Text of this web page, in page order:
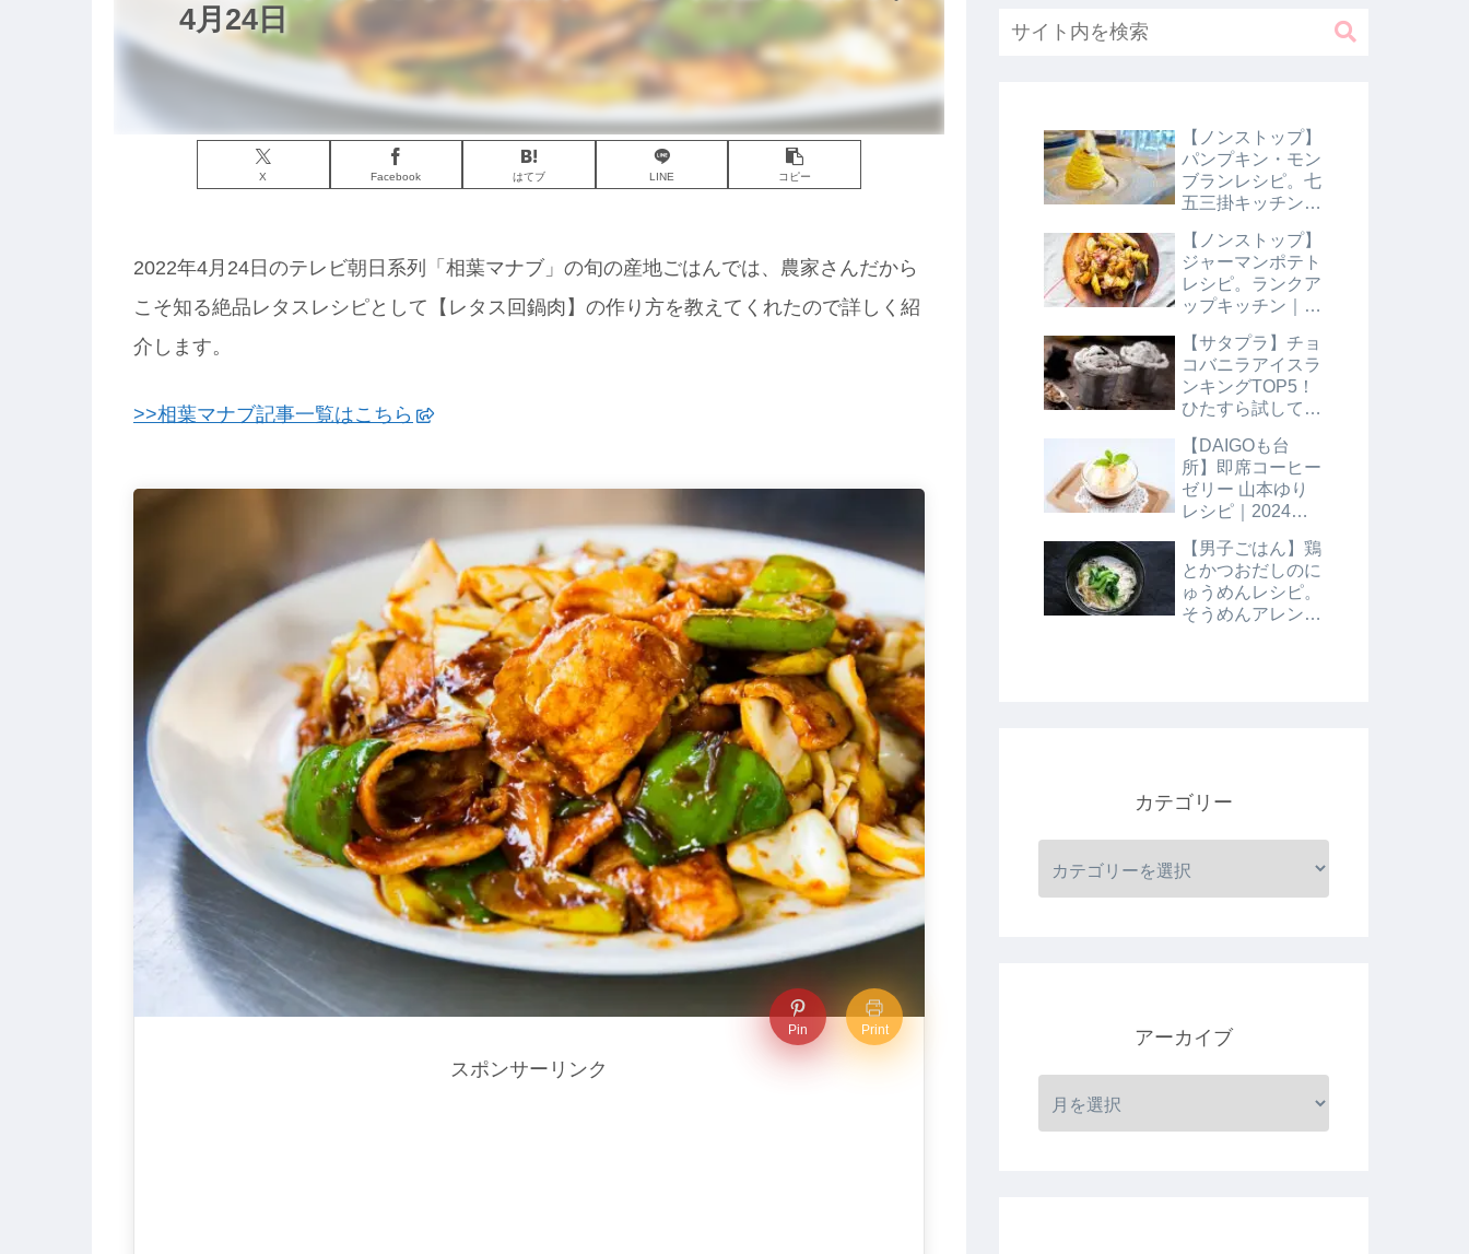
4月24日
X Facebook はてブ LINE コピー
2022年4月24日のテレビ朝日系列「相葉マナブ」の旬の産地ごはんでは、農家さんだから
こそ知る絶品レタスレシピとして【レタス回鍋肉】の作り方を教えてくれたので詳しく紹
介します。
>>相葉マナブ記事一覧はこちら
Pin Print
スポンサーリンク
【ノンストップ】
パンプキン・モン
ブランレシピ。七
五三掛キッチン｜
【ノンストップ】
ジャーマンポテト
レシピ。ランクア
ップキッチン｜10
【サタプラ】チョ
コバニラアイスラ
ンキングTOP5！
ひたすら試してラ
日【サタデープラ
ス】
【DAIGOも台
所】即席コーヒー
ゼリー 山本ゆり
レシピ｜2024年8
【男子ごはん】鶏
とかつおだしのに
ゅうめんレシピ。
そうめんアレンジ
カテゴリー
アーカイブ